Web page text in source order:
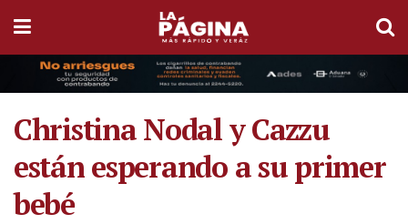
Christina Nodal y Cazzu
están esperando a su primer
bebé